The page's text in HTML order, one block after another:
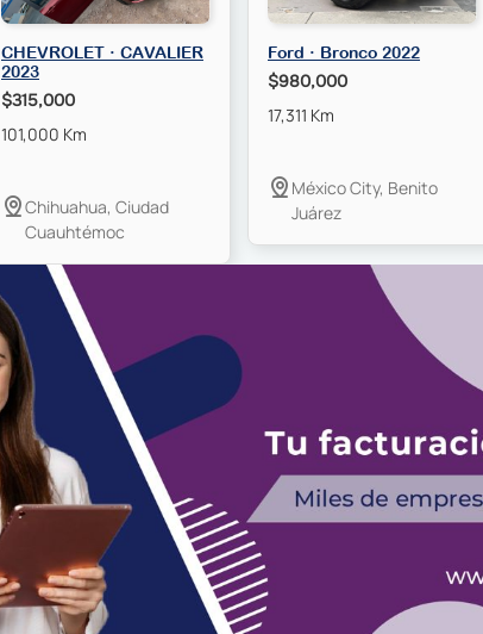
CHEVROLET · CAVALIER
2023
$315,000
101,000 Km
Chihuahua, Ciudad
Cuauhtémoc
Ford · Bronco 2022
$980,000
17,311 Km
México City, Benito
Juárez